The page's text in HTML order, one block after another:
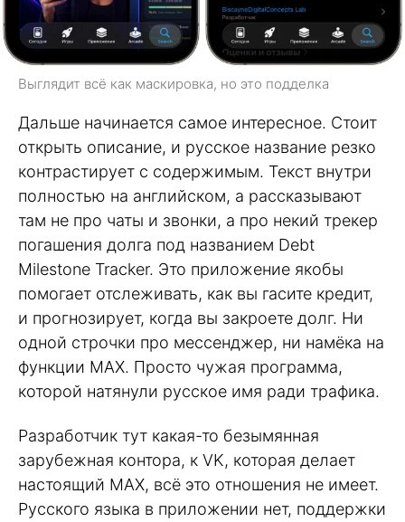
Выглядит всё как маскировка, но это подделка
Дальше начинается самое интересное. Стоит
открыть описание, и русское название резко
контрастирует с содержимым. Текст внутри
полностью на английском, а рассказывают
там не про чаты и звонки, а про некий трекер
погашения долга под названием Debt
Milestone Tracker. Это приложение якобы
помогает отслеживать, как вы гасите кредит,
и прогнозирует, когда вы закроете долг. Ни
одной строчки про мессенджер, ни намёка на
функции MAX. Просто чужая программа,
которой натянули русское имя ради трафика.
Разработчик тут какая-то безымянная
зарубежная контора, к VK, которая делает
настоящий MAX, всё это отношения не имеет.
Русского языка в приложении нет, поддержки